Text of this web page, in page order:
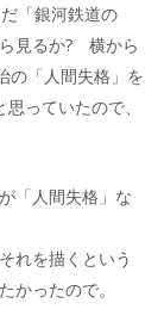
「銀河鉄道の
見るか? 横から
の「人間失格」を
っていたので、
「人間失格」な
れを描くという
かったので。